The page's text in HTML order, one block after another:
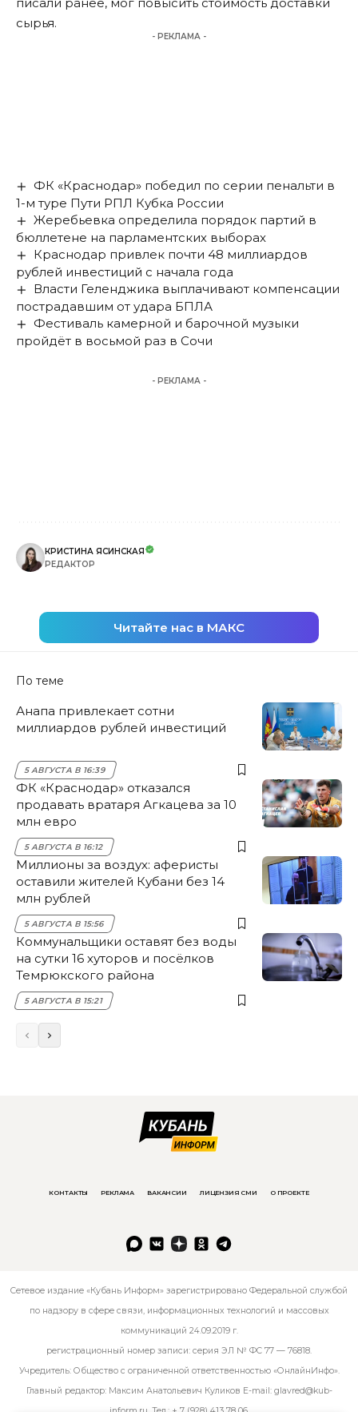
сырья.
- РЕКЛАМА -
ФК «Краснодар» победил по серии пенальти в
1-м туре Пути РПЛ Кубка России
Жеребьевка определила порядок партий в
бюллетене на парламентских выборах
Краснодар привлек почти 48 миллиардов
рублей инвестиций с начала года
Власти Геленджика выплачивают компенсации
пострадавшим от удара БПЛА
Фестиваль камерной и барочной музыки
пройдёт в восьмой раз в Сочи
- РЕКЛАМА -
КРИСТИНА ЯСИНСКАЯ
РЕДАКТОР
Читайте нас в МАКС
По теме
Анапа привлекает сотни
миллиардов рублей инвестиций
5 АВГУСТА В 16:39
ФК «Краснодар» отказался
продавать вратаря Агкацева за 10
млн евро
5 АВГУСТА В 16:12
Миллионы за воздух: аферисты
оставили жителей Кубани без 14
млн рублей
5 АВГУСТА В 15:56
Коммунальщики оставят без воды
на сутки 16 хуторов и посёлков
Темрюкского района
5 АВГУСТА В 15:21
КОНТАКТЫ РЕКЛАМА ВАКАНСИИ ЛИЦЕНЗИЯ СМИ О ПРОЕКТЕ
Сетевое издание «Кубань Информ» зарегистрировано Федеральной службой
по надзору в сфере связи, информационных технологий и массовых
коммуникаций 24.09.2019 г.
регистрационный номер записи: серия ЭЛ № ФС 77 — 76818.
Учредитель: Общество с ограниченной ответственностью «ОнлайнИнфо».
Главный редактор: Максим Анатольевич Куликов E-mail: glavred@kub-